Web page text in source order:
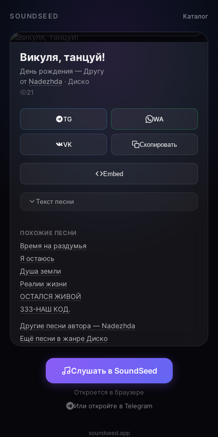
SOUNDSEED Каталог
Викуля, танцуй!
День рождения — Другу
от Nadezhda · Диско
21
TG WA
VK Скопировать
Embed
Текст песни
Викуля, яркий юбилей,
Тебе сегодня тридцать лет.
Встречай гостей своих скорей,
[PRE-CHORUS]
Наш вундеркинд, во всём успех,
Талантов всех не перечесть.
Твой острый ум и звонкий смех —
ПОХОЖИЕ ПЕСНИ
Время на раздумья
Я остаюсь
Душа земли
Реалии жизни
ОСТАЛСЯ ЖИВОЙ
333-НАШ КОД.
Другие песни автора — Nadezhda
Ещё песни в жанре Диско
Слушать в SoundSeed
Откроется в браузере
Или откройте в Telegram
soundseed.app